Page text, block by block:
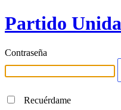
Partido
Contraseña
Recuérdame